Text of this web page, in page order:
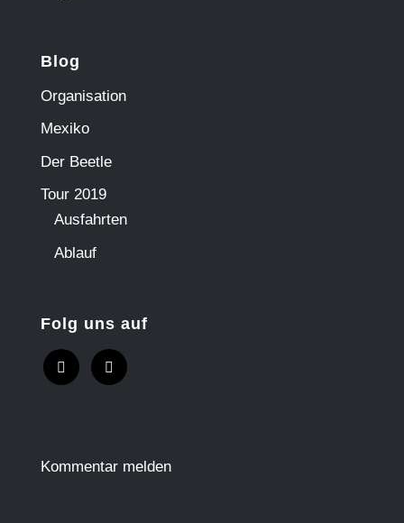
Blog
Organisation
Mexiko
Der Beetle
Tour 2019
Ausfahrten
Ablauf
Folg uns auf
Kommentar melden